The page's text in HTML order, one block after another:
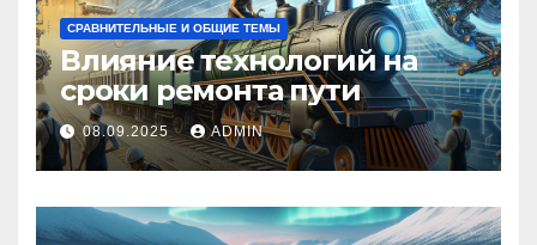
СРАВНИТЕЛЬНЫЕ И ОБЩИЕ ТЕМЫ
Влияние технологий на
сроки ремонта пути
08.09.2025 ADMIN